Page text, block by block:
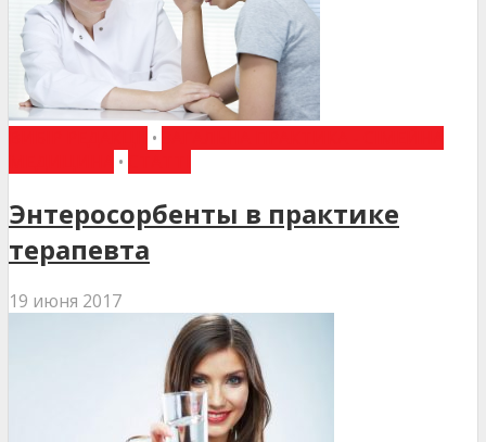
•
•
Энтеросорбенты в практике
терапевта
19 июня 2017